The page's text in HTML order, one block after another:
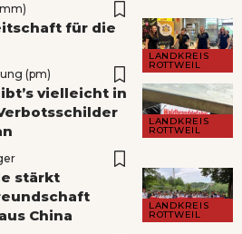
LANDKREIS
ROTTWEIL
für die
(pm)
LANDKREIS
ROTTWEIL
vielleicht in
LANDKREIS
ROTTWEIL
stärkt
China